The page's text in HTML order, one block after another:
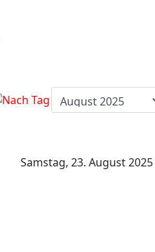
Samstag, 23. August 2025